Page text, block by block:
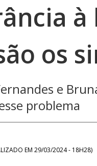
à
os
e
problema
EM 29/03/2024 - 18H28)